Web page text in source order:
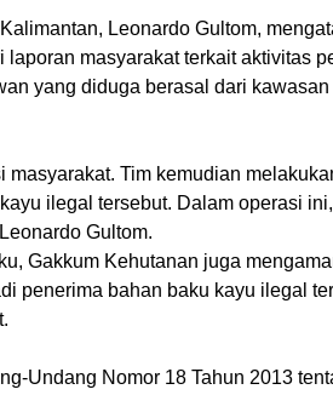
Leonardo Gultom,
masyarakat terkait aktivitas
yang diduga berasal dari
masyarakat. Tim kemudian
ilegal tersebut. Dalam operasi
Gultom.
Gakkum Kehutanan juga
penerima bahan baku kayu ilegal
Undang Nomor 18 Tahun 2013